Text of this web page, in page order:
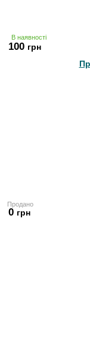
В наявності
100 грн
Продано
0 грн